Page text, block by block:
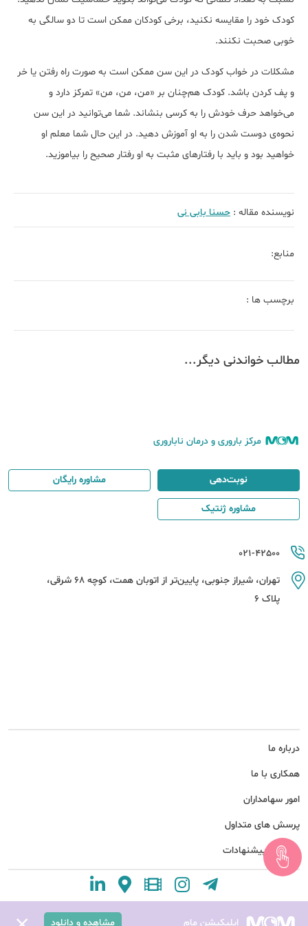
کودک خود را مقایسه نکنید، برخی کودکان ممکن است تا دو سالگی به
خوبی صحبت نکنند.
مشکلات در خواب کودک در این سن ممکن است به صورت راه رفتن یا خر
و پف کردن باشد. کودک هم‌چنان بر «من، من، من» تمرکز دارد و
می‌خواهد حرف خودش را به کرسی بنشاند. شما می‌توانید در این سن
نحوه‌ی دوست شدن را به او آموزش دهید. در این حال شما معلم او
خواهید بود و باید با رفتارهای مثبت به او رفتار صحیح را بیاموزید.
نویسنده مقاله : حسنا بابی نی
منابع:
برچسب ها :
مطالب خواندنی دیگر...
مرکز باروری و درمان ناباروری
درباره ما
همکاری با ما
امور سهامداران
پرسش های متداول
نظرات و پیشنهادات
021-42500
تهران، شیراز جنوبی، پایین‌تر از اتوبان همت، کوچه 68 شرقی،
پلاک 6
نوبت‌دهی مشاوره رایگان
مشاوره ژنتیک
اپلیکیشن مام مشاهده و دانلود